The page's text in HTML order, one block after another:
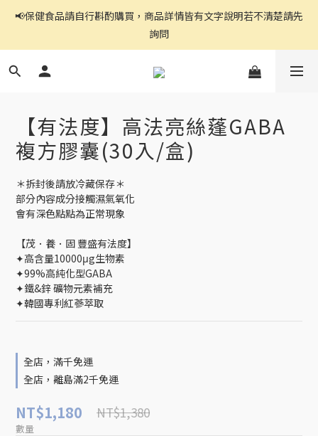
官網都是自助下單,右上角↗️三條線點開可看到商品分頁
📢保健食品請自行斟酌購買，商品詳情皆有文字說明若不清楚請先
詢問
官網都是自助下單,右上角↗️三條線點開可看到商品分頁
【有法度】高法亮絲蓬GABA
複方膠囊(30入/盒)
＊拆封後請放冷藏保存＊
部分內容成分接觸濕氣氧化
會有深色點點為正常現象
【茂．養．固 豐盛有法度】
✦高含量10000μg生物素
✦99%高純化型GABA
✦鐵&鋅 礦物元素補充
✦韓國專利紅蔘萃取
全店，滿千免運
全店，離島滿2千免運
NT$1,180 NT$1,380
數量